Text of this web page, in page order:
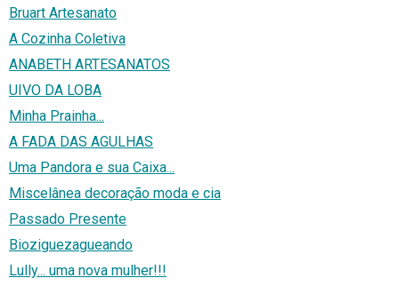
Bruart Artesanato
A Cozinha Coletiva
ANABETH ARTESANATOS
UIVO DA LOBA
Minha Prainha...
A FADA DAS AGULHAS
Uma Pandora e sua Caixa...
Miscelânea decoração moda e cia
Passado Presente
Bioziguezagueando
Lully... uma nova mulher!!!